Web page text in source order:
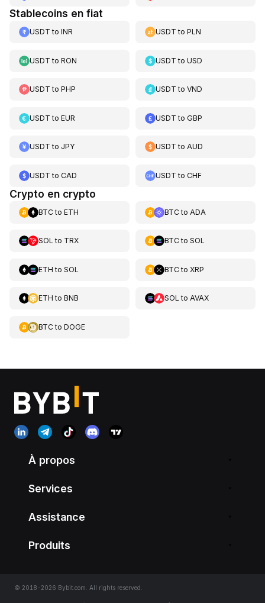
Stablecoins en fiat
USDT to INR USDT toPLN
USDT to RON USDT toUSD
USDT to PHP USDT toVND
USDT to EUR USDT toGBP
USDT to JPY USDT toAUD
USDT to CAD USDT toCHF
Crypto en crypto
BTCto ETH BTCto ADA
SOL to TRX BTCto SOL
ETH to SOL BTCto XRP
ETH to BNB SOL to AVAX
BTCto DOGE
À propos
Services
Assistance
Produits
© 2018-2026 Bybit.com. All rights reserved.